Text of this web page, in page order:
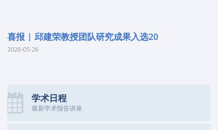
喜报 | 邱建荣教授团队研究成果入选20
2026-05-26
学术日程
最新学术报告讲座